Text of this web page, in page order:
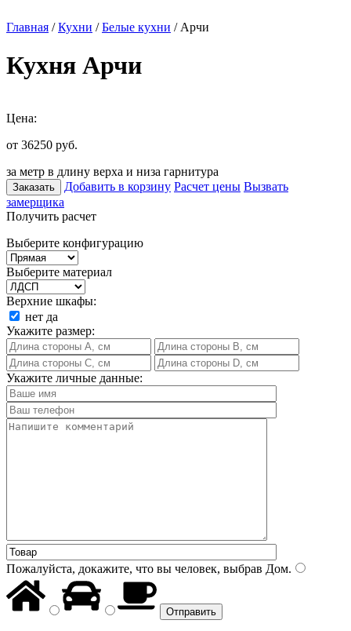
Главная /Кухни /Белые кухни / Арчи
Кухня Арчи
Цена:
от 36250 руб.
за метр в длину верха и низа гарнитура
Заказать Добавить в корзину Расчет цены Вызвать
замерщика
Получить расчет
Выберите конфигурацию
Выберите материал
Верхние шкафы:
нет да
Укажите размер:
Укажите личные данные:
Пожалуйста, докажите, что вы человек, выбрав Дом.